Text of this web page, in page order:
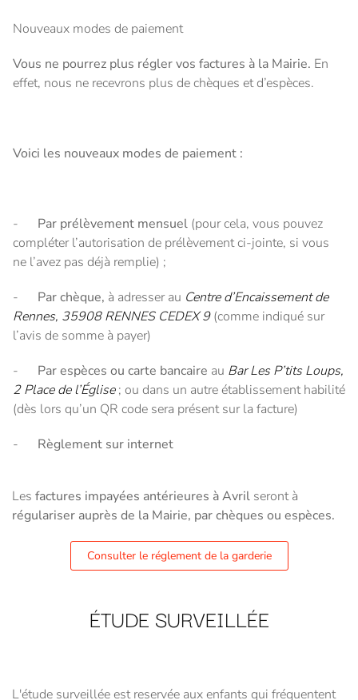
Nouveaux modes de paiement
Vous ne pourrez plus régler vos factures à la Mairie. En
effet, nous ne recevrons plus de chèques et d’espèces.
Voici les nouveaux modes de paiement :
- Par prélèvement mensuel (pour cela, vous pouvez
compléter l’autorisation de prélèvement ci-jointe, si vous
ne l’avez pas déjà remplie) ;
- Par chèque, à adresser au Centre d’Encaissement de
Rennes, 35908 RENNES CEDEX 9(comme indiqué sur
l’avis de somme à payer)
- Par espèces ou carte bancaire au Bar Les P’tits Loups,
2 Place de l’Église; ou dans un autre établissement habilité
(dès lors qu’un QR code sera présent sur la facture)
- Règlement sur internet
Les factures impayées antérieures à Avril seront à
régulariser auprès de la Mairie, par chèques ou espèces.
Consulter le réglement de la garderie
ÉTUDE SURVEILLÉE
L'étude surveillée est reservée aux enfants qui fréquentent